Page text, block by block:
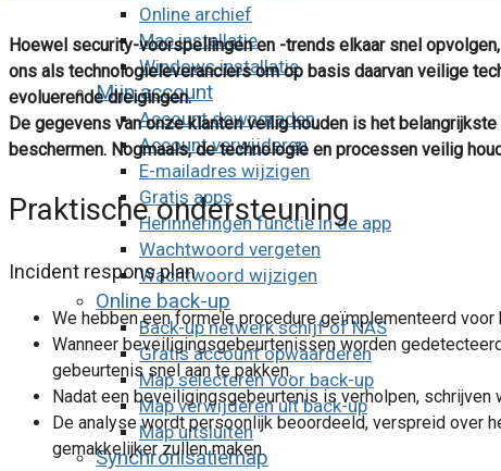
Online archief
Mac installatie
Windows installatie
Mijn account
Account downgraden
Account verwijderen
E-mailadres wijzigen
Gratis apps
Herinneringen functie in de app
Wachtwoord vergeten
Wachtwoord wijzigen
Online back-up
Back-up netwerk schijf of NAS
Gratis account opwaarderen
Map selecteren voor back-up
Map verwijderen uit back-up
Map uitsluiten
Synchronisatiemap
Hoewel security-voorspellingen en -trends elkaar snel
ons als technologieleveranciers om op basis daarvan veilige
evoluerende dreigingen.
De gegevens van onze klanten veilig houden is het
beschermen. Nogmaals, de technologie en processen veilig
Praktische ondersteuning
Incident respons plan
We hebben een formele procedure geïmplementeerd
Wanneer beveiligingsgebeurtenissen worden
gebeurtenis snel aan te pakken.
Nadat een beveiligingsgebeurtenis is verholpen,
De analyse wordt persoonlijk beoordeeld, verspreid over
gemakkelijker zullen maken.